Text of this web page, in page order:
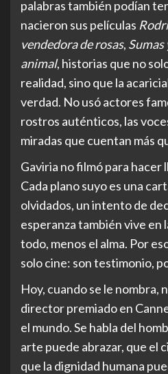
palabras también podían
nacieron sus películas
vendedora de rosas, Sumas
animal, historias que no
realidad, sino que la
verdad. No usó actores
rostros auténticos, las
miradas que cuentan más
Gaviria no filmó para hacer
Cada plano suyo es una
olvidados, un intento de
esperanza también vive en
todo, menos el alma. Por
solo cine: son testimonio,
Hoy, cuando se le nombra,
director premiado en
el mundo. Se habla del
arte puede abrazar, que el
que la dignidad humana